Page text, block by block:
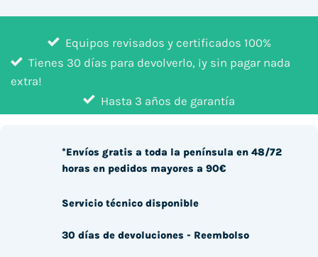
Equipos revisados y certificados 100%
Tienes 30 días para devolverlo, ¡y sin pagar nada
extra!
Hasta 3 años de garantía
*Envíos gratis a toda la península en 48/72
horas en pedidos mayores a 90€
Servicio técnico disponible
30 días de devoluciones - Reembolso